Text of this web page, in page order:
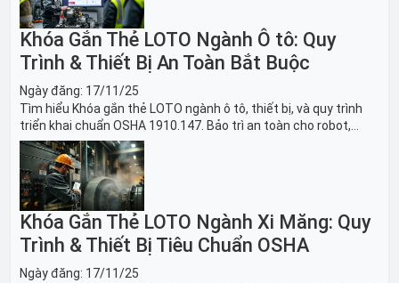
Khóa Gắn Thẻ LOTO Ngành Ô tô: Quy
Trình & Thiết Bị An Toàn Bắt Buộc
Ngày đăng: 17/11/25
Tìm hiểu Khóa gắn thẻ LOTO ngành ô tô, thiết bị, và quy trình
triển khai chuẩn OSHA 1910.147. Bảo trì an toàn cho robot,
băng tải sản xuất ô tô và dây chuyền lắp ráp xe hơi.
Khóa Gắn Thẻ LOTO Ngành Xi Măng: Quy
Trình & Thiết Bị Tiêu Chuẩn OSHA
Ngày đăng: 17/11/25